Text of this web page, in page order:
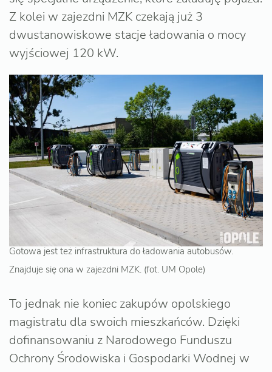
Z kolei w zajezdni MZK czekają już 3
dwustanowiskowe stacje ładowania o mocy
wyjściowej 120 kW.
Gotowa jest też infrastruktura do ładowania autobusów.
Znajduje się ona w zajezdni MZK. (fot. UM Opole)
To jednak nie koniec zakupów opolskiego
magistratu dla swoich mieszkańców. Dzięki
dofinansowaniu z Narodowego Funduszu
Ochrony Środowiska i Gospodarki Wodnej w